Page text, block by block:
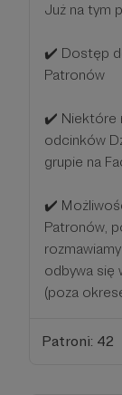
Już na tym
✔️ Dostęp
Patronów
✔️ Niektóre
odcinków
grupie na
✔️
Patronów,
odbywa się
(poza
Patroni: 42